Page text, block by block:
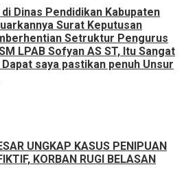
Dinas Pendidikan Kabupaten
Surat Keputusan
Setruktur Pengurus
LPAB Sofyan AS ST, Itu Sangat
saya pastikan penuh Unsur
UNGKAP KASUS PENIPUAN
KORBAN RUGI BELASAN